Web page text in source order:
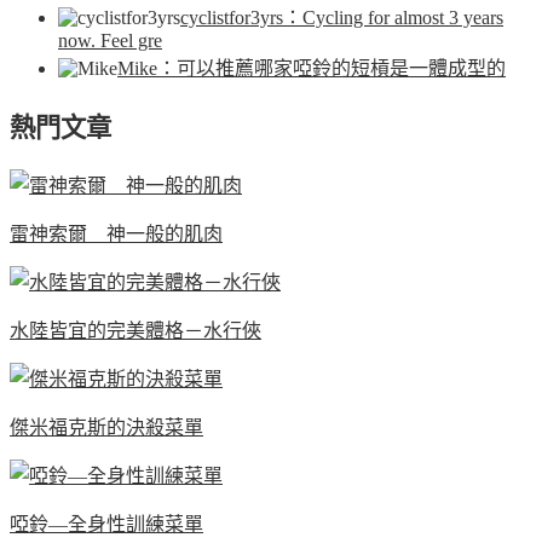
cyclistfor3yrs ：Cycling for almost 3 years
now. Feel gre
Mike ：可以推薦哪家啞鈴的短槓是一體成型的
熱門文章
雷神索爾 神一般的肌肉
水陸皆宜的完美體格－水行俠
傑米福克斯的決殺菜單
啞鈴—全身性訓練菜單